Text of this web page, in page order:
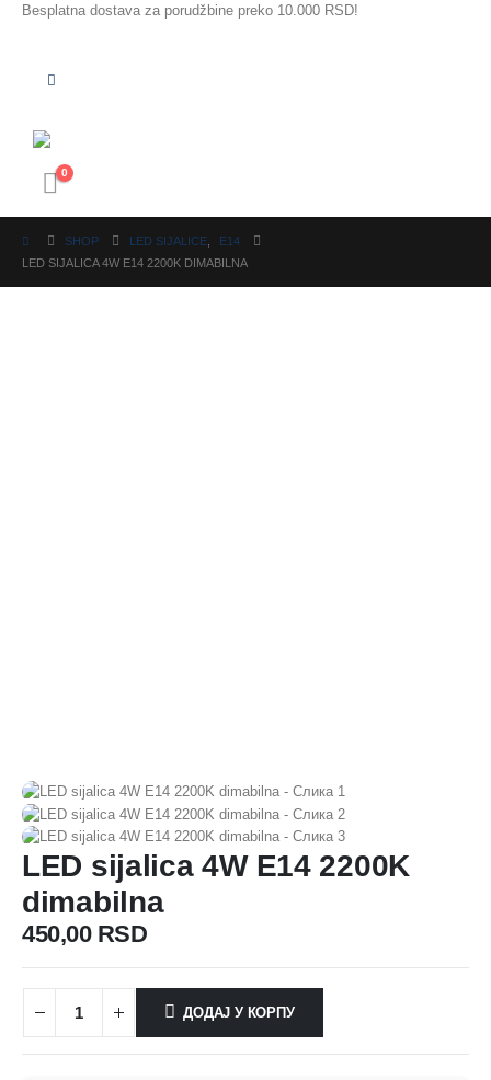
Besplatna dostava za porudžbine preko 10.000 RSD!
0
SHOP LED SIJALICE
E14
LED SIJALICA 4W E14 2200K DIMABILNA
LED sijalica 4W E14 2200K
dimabilna
450,00 RSD
ДОДАЈ У КОРПУ